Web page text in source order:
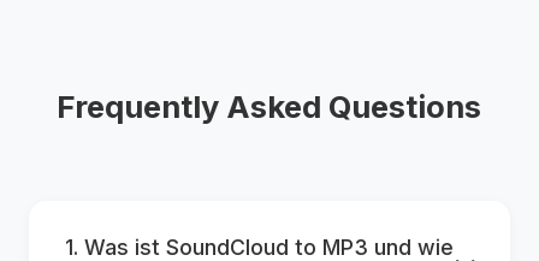
Frequently Asked Questions
1. Was ist SoundCloud to MP3 und wie